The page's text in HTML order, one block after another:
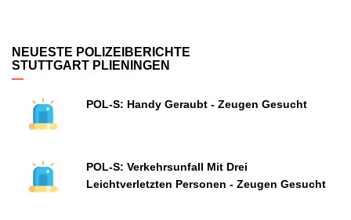
NEUESTE POLIZEIBERICHTE
STUTTGART PLIENINGEN
POL-S: Handy Geraubt - Zeugen Gesucht
POL-S: Verkehrsunfall Mit Drei
Leichtverletzten Personen - Zeugen Gesucht